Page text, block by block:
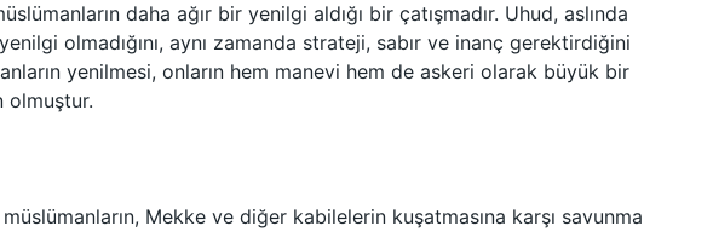
daha ağır bir yenilgi aldığı bir çatışmadır. Uhud, aslında
olmadığını, aynı zamanda strateji, sabır ve inanç gerektirdiğini
yenilmesi, onların hem manevi hem de askeri olarak büyük bir
olmuştur.
Mekke ve diğer kabilelerin kuşatmasına karşı savunma